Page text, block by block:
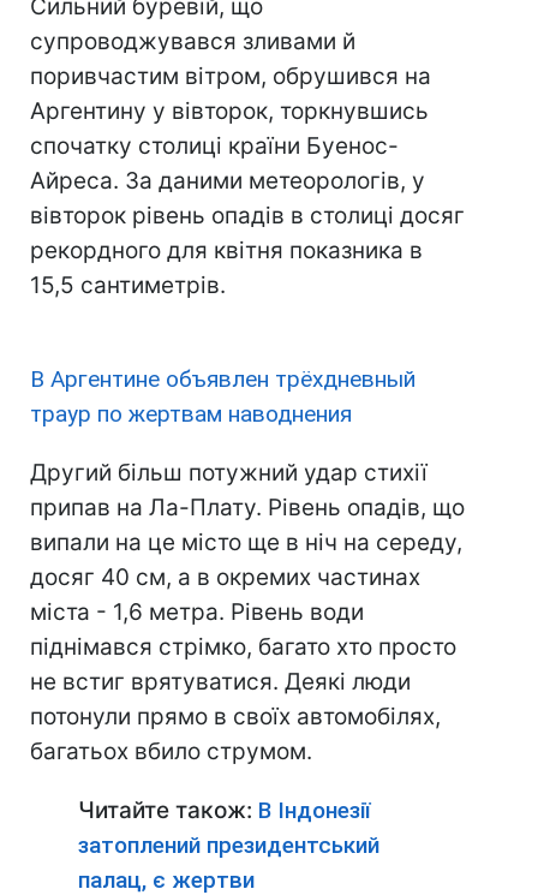
Сильний буревій, що
супроводжувався зливами й
поривчастим вітром, обрушився на
Аргентину у вівторок, торкнувшись
спочатку столиці країни Буенос-
Айреса. За даними метеорологів, у
вівторок рівень опадів в столиці досяг
рекордного для квітня показника в
15,5 сантиметрів.
В Аргентине объявлен трёхдневный
траур по жертвам наводнения
Другий більш потужний удар стихії
припав на Ла-Плату. Рівень опадів, що
випали на це місто ще в ніч на середу,
досяг 40 см, а в окремих частинах
міста - 1,6 метра. Рівень води
піднімався стрімко, багато хто просто
не встиг врятуватися. Деякі люди
потонули прямо в своїх автомобілях,
багатьох вбило струмом.
Читайте також: В Індонезії
затоплений президентський
палац, є жертви